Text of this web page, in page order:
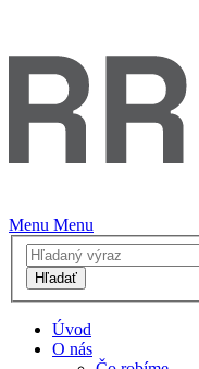
Menu Menu
Hľadať
Úvod
O nás